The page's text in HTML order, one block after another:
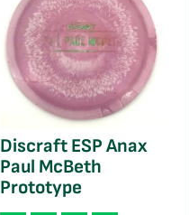
Discraft ESP Anax
Paul McBeth
Prototype